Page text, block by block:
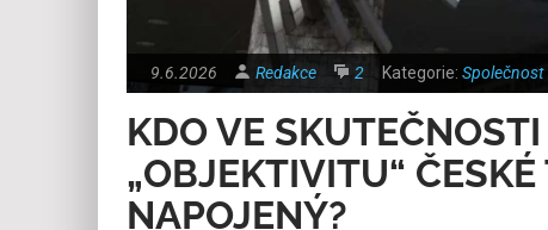
9.6.2026 Redakce 2 Kategorie: Společnost
KDO VE
„OBJEKTIVITU“
NAPOJENÝ?